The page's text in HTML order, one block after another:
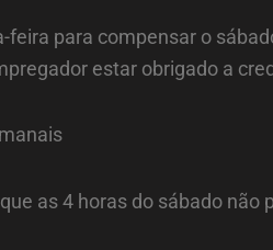
para compensar o
estar obrigado a
as 4 horas do sábado